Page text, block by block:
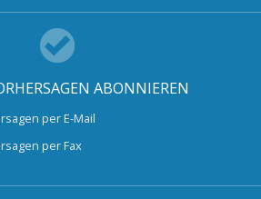
ABONNIEREN
per E-Mail
per Fax